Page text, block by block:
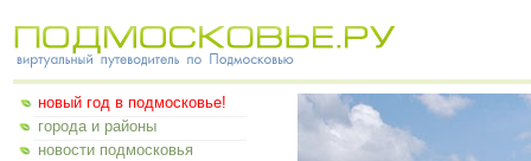
новый год в подмосковье!
города и районы
новости подмосковья